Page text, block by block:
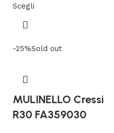
Scegli
-25%Sold out
MULINELLO Cressi
R30 FA359030